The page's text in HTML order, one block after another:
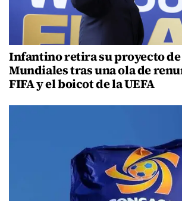
Infantino retira su proyecto
Mundiales tras una ola de
FIFA y el boicot de la UEFA